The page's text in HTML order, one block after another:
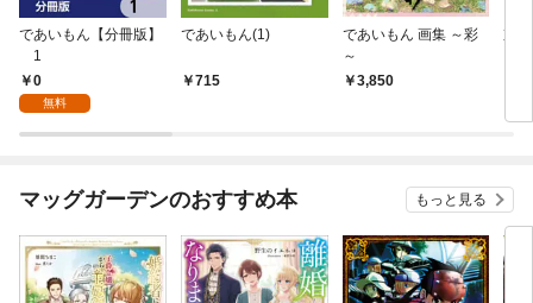
であいもん【分冊版】
1
0
無料
であいもん(1)
715
であいもん 画集 ～彩
～
3,850
京
マッグガーデンのおすすめ本 もっと見る